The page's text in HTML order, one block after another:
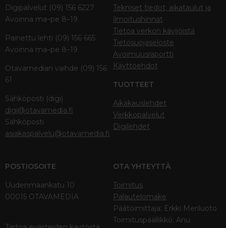
Digipalvelut (09) 156 6227
Avoinna ma–pe 8–19
Painettu lehti (09) 156 665
Avoinna ma–pe 8–19
Otavamedian vaihde (09) 156
61
Sähköposti (digi)
digi@otavamedia.fi
Sähköposti
asiakaspalvelu@otavamedia.fi
Tekniset tiedot, aikataulut ja
ilmoitushinnat
Tietoa verkon kävijöistä
Tietosuojaseloste
Avoimuusraportti
Käyttöehdot
TUOTTEET
Aikakauslehdet
Verkkopalvelut
Digilehdet
POSTIOSOITE
Uudenmaankatu 10
00015 OTAVAMEDIA
OTA YHTEYTTÄ
Toimitus
Palautelomake
Päätoimittaja: Erkki Meriluoto
Toimituspäällikkö: Anu